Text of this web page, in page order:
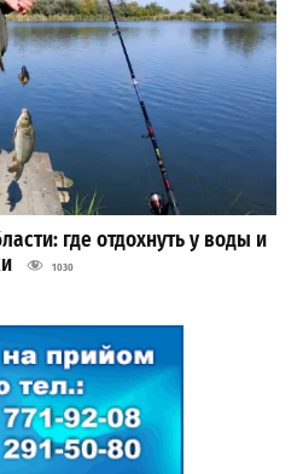
где отдохнуть у воды и
1030